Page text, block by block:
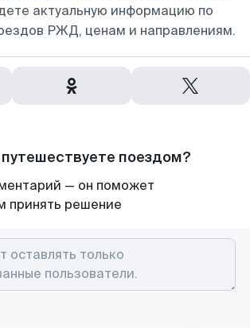
актуальную информацию по
РЖД, ценам и направлениям.
поездом?
— он поможет
принять решение